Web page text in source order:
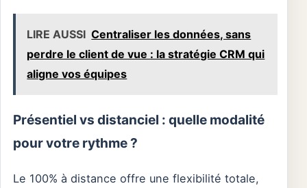
LIRE AUSSI Centraliser les données, sans
perdre le client de vue : la stratégie CRM qui
aligne vos équipes
Présentiel vs distanciel : quelle modalité
pour votre rythme ?
Le 100% à distance offre une flexibilité totale,